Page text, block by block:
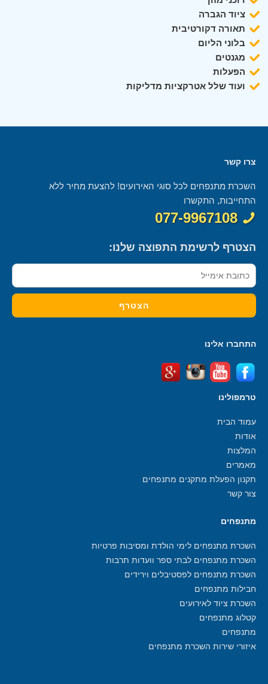
ציוד הגברה
תאורה דקורטיבית
בלוני הליום
מגנטים
הפעלות
ועוד שלל אטרקציות מדליקות
צרו קשר
השכרת מתנפחים לכל סוגי האירועים! להצעת מחיר ללא
התחייבות, התקשרו
077-9967108
הצטרף לרשימת התפוצה שלנו:
התחברו אלינו
טרמפולינו
עמוד הבית
אודות
המלצות
מאמרים
תקנון הפעלת מתקנים מתנפחים
צור קשר
מתנפחים
השכרת מתנפחים לימי הולדת ומסיבות פרטיות
השכרת מתנפחים לבתי ספר וועדות תרבות
השכרת מתנפחים לפסטיבלים וירידים
חבילות מתנפחים
השכרת ציוד לאירועים
קטלוג מתנפחים
מתנפחים
איזורי שירות השכרת מתנפחים